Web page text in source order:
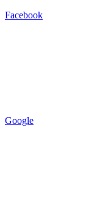
Facebook
Google